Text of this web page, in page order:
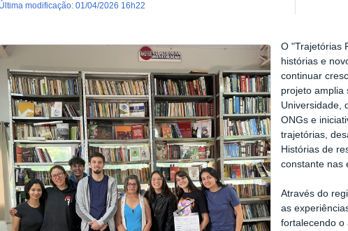
última modificação:01/04/2026 16h22
O "Trajetórias
histórias e
continuar
projeto amplia
Universidade,
ONGs e
trajetórias,
Histórias de
constante nas
Através do
as
fortalecendo o